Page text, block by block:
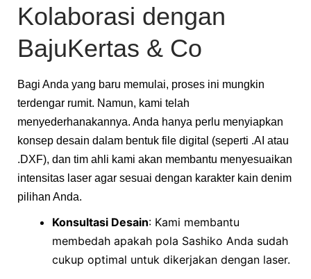
Kolaborasi dengan
BajuKertas & Co
Bagi Anda yang baru memulai, proses ini mungkin
terdengar rumit. Namun, kami telah
menyederhanakannya. Anda hanya perlu menyiapkan
konsep desain dalam bentuk file digital (seperti .AI atau
.DXF), dan tim ahli kami akan membantu menyesuaikan
intensitas laser agar sesuai dengan karakter kain denim
pilihan Anda.
Konsultasi Desain: Kami membantu
membedah apakah pola Sashiko Anda sudah
cukup optimal untuk dikerjakan dengan laser.